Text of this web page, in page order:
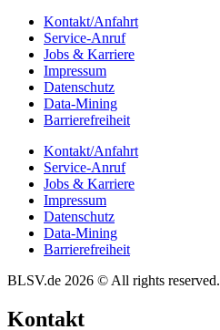
Kontakt/​​Anfahrt
Service-Anruf
Jobs & Karriere
Impres­sum
Daten­schutz
Data-Mining
Barrie­re­frei­heit
Kontakt/​​Anfahrt
Service-Anruf
Jobs & Karriere
Impres­sum
Daten­schutz
Data-Mining
Barrie­re­frei­heit
BLSV.de 2026 © All rights reserved.
Kontakt